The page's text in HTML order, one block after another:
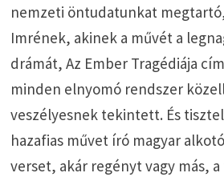
nemzeti öntudatunkat
Imrének, akinek a művét a
drámát, Az Ember Tragédiája
minden elnyomó rendszer
veszélyesnek tekintett. És
hazafias művet író magyar
verset, akár regényt vagy más,